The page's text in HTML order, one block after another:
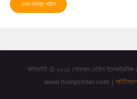
এখন তদন্ত পাঠান
কপিরাইট © ২০২৫ শেনজেন হোইন ইলেকট্রনিক
www.hoinprinter.com |